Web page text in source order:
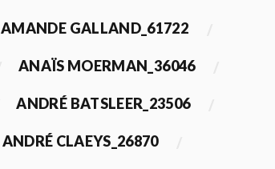
AMANDE GALLAND_61722
ANAÏS MOERMAN_36046
ANDRÉ BATSLEER_23506
ANDRÉ CLAEYS_26870